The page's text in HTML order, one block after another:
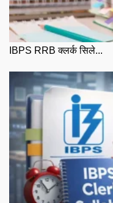
IBPS RRB क्लर्क सिले...